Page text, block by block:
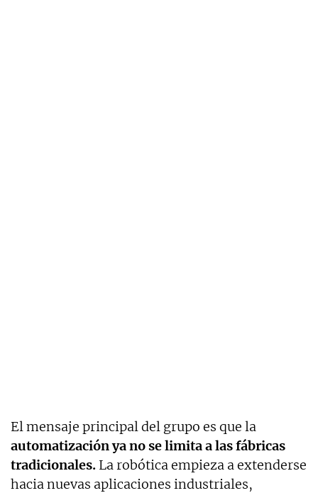
El mensaje principal del grupo es que la
automatización ya no se limita a las fábricas
tradicionales. La robótica empieza a extenderse
hacia nuevas aplicaciones industriales,